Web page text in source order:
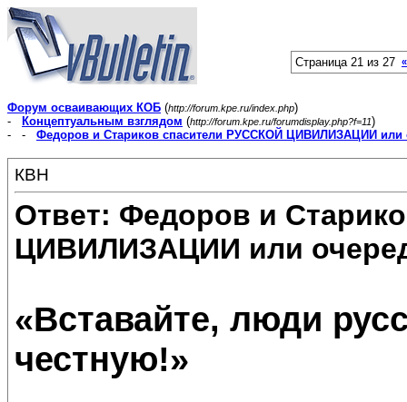
Страница 21 из 27 «
Форум осваивающих КОБ (http://forum.kpe.ru/index.php)
-
Концептуальным взглядом (http://forum.kpe.ru/forumdisplay.php?f=11)
- - Федоров и Стариков спасители РУССКОЙ ЦИВИЛИЗАЦИИ или
КВН
Ответ: Федоров и
ЦИВИЛИЗАЦИИ или
«Вставайте, люди
честную!»